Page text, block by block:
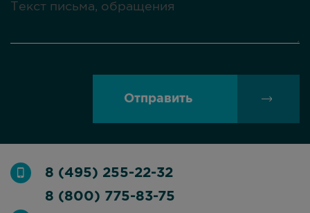
Отправить
8 (495) 255-22-32
8 (800) 775-83-75